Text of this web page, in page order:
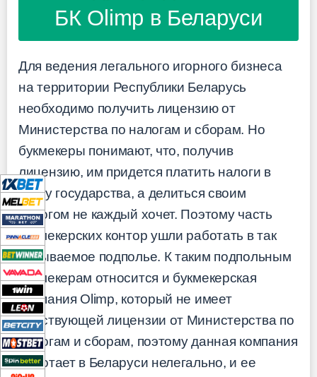
БК Olimp в Беларуси
Для ведения легального игорного бизнеса
на территории Республики Беларусь
необходимо получить лицензию от
Министерства по налогам и сборам. Но
букмекеры понимают, что, получив
лицензию, им придется платить налоги в
казну государства, а делиться своим
пирогом не каждый хочет. Поэтому часть
букмекерских контор ушли работать в так
называемое подполье. К таким подпольным
букмекерам относится и букмекерская
компания Olimp, который не имеет
действующей лицензии от Министерства по
налогам и сборам, поэтому данная компания
работает в Беларуси нелегально, и ее